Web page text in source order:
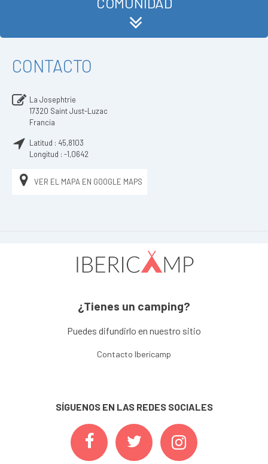
CONTACTO
La Josephtrie
17320 Saint Just-Luzac
Francia
Latitud : 45,8103
Longitud : -1,0642
VER EL MAPA EN GOOGLE MAPS
¿Tienes un camping?
Puedes difundirlo en nuestro sitio
Contacto Ibericamp
SÍGUENOS EN LAS REDES SOCIALES